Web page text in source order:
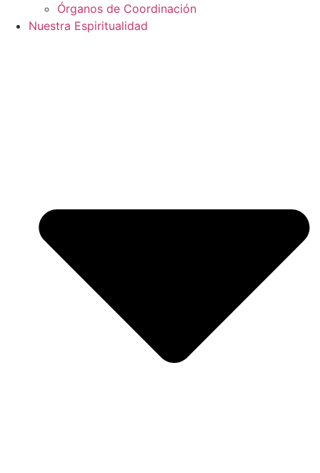
Órganos de Coordinación
Nuestra Espiritualidad